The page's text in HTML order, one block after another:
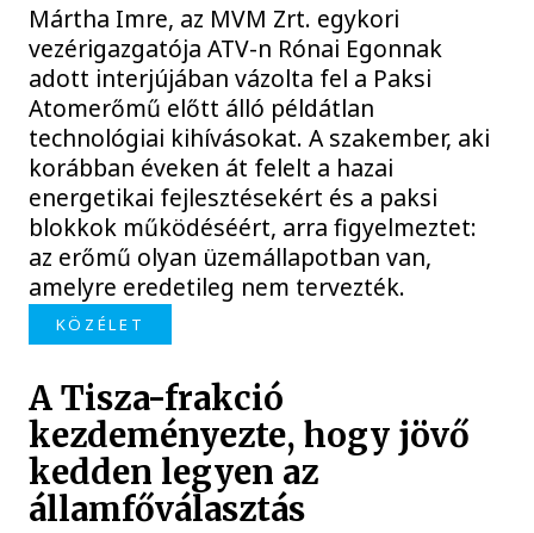
Mártha Imre, az MVM Zrt. egykori
vezérigazgatója ATV-n Rónai Egonnak
adott interjújában vázolta fel a Paksi
Atomerőmű előtt álló példátlan
technológiai kihívásokat. A szakember, aki
korábban éveken át felelt a hazai
energetikai fejlesztésekért és a paksi
blokkok működéséért, arra figyelmeztet:
az erőmű olyan üzemállapotban van,
amelyre eredetileg nem tervezték.
KÖZÉLET
A Tisza-frakció
kezdeményezte, hogy jövő
kedden legyen az
államfőválasztás